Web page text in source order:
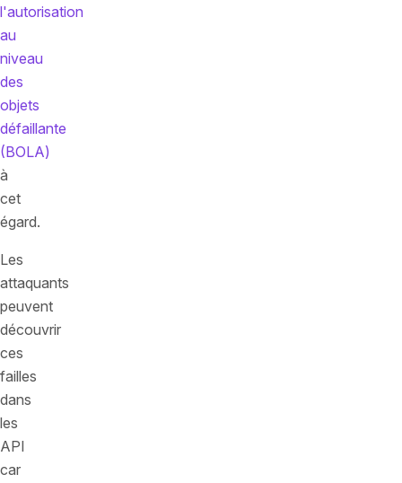
l'autorisation
au
niveau
des
objets
défaillante
(BOLA)
à
cet
égard.
Les
attaquants
peuvent
découvrir
ces
failles
dans
les
API
car